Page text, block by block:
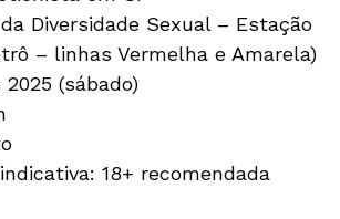
Diversidade Sexual – Estação
– linhas Vermelha e Amarela)
(sábado)
18+ recomendada